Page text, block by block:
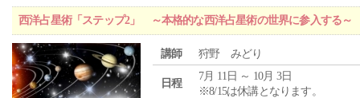
西洋占星術「ステップ2」 ～本格的な西洋占星術の世界に参入する～
講師 狩野 みどり
日程
7月 11日 ～ 10月 3日
※8/15は休講となります。